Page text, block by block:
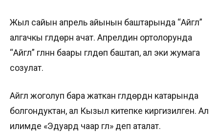
Жыл сайын апрель айынын баштарында “Айгүл”
алгачкы гүлдөрүн ачат. Апрелдин ортолорунда
“Айгүл” гүлүнүн баары гүлдөп баштап, ал эки жумага
созулат.
Айгүл жоголуп бара жаткан гүлдөрдүн катарында
болгондуктан, ал Кызыл китепке киргизилген. Ал
илимде «Эдуард чаар гүлү» деп аталат.